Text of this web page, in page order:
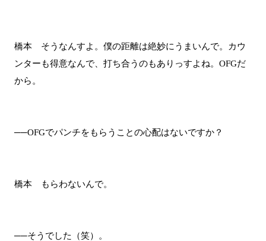
橋本 そうなんすよ。僕の距離は絶妙にうまいんで。カウ
ンターも得意なんで、打ち合うのもありっすよね。OFGだ
から。
──OFGでパンチをもらうことの心配はないですか？
橋本 もらわないんで。
──そうでした（笑）。